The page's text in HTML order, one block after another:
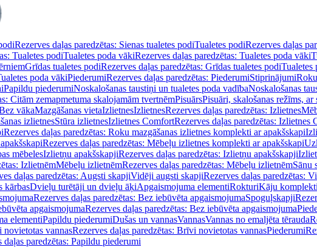
Rezerves daļas paredzētas: Sienas tualetes podiTualetes podiRezerves daļas
Tualetes podiTualetes poda vākiRezerves daļas paredzētas: Tualetes poda vāki
Grīdas tualetes podiRezerves daļas paredzētas: Grīdas tualetes podiTualetes
poda vākiPiederumiRezerves daļas paredzētas: PiederumiStiprinājumi
Papildu piederumiNoskalošanas taustiņi un tualetes poda vadībaNoskalošanas
Citām zemapmetuma skalojamām tvertnēmPisuārsPisuāri, skalošanas režīms, ar
vākaMazgāšanas vietaIzlietnesIzlietnesRezerves daļas paredzētas: Izlietnes
izlietnesStūra izlietnesIzlietnes ComfortRezerves daļas paredzētas: Izlietnes
Rezerves daļas paredzētas: Roku mazgāšanas izlietnes komplekti ar apakšskapi
Rezerves daļas paredzētas: Mēbeļu izlietnes komplekti ar apakšskapi
mēbelesIzlietņu apakšskapjiRezerves daļas paredzētas: Izlietņu apakšskapji
IzlietnēmMēbeļu izlietnēmRezerves daļas paredzētas: Mēbeļu izlietnēmSānu
daļas paredzētas: Augsti skapjiVidēji augsti skapjiRezerves daļas paredzētas:
kārbasDvieļu turētāji un dvieļu āķiApgaismojuma elementiRokturiKāju komplekti
Rezerves daļas paredzētas: Bez iebūvēta apgaismojumaSpoguļskapji
apgaismojumaRezerves daļas paredzētas: Bez iebūvēta apgaismojuma
elementiPapildu piederumiDušas un vannasVannasVannas no emaljēta tērauda
vannasRezerves daļas paredzētas: Brīvi novietotas vannasPiederumi
daļas paredzētas: Papildu piederumi